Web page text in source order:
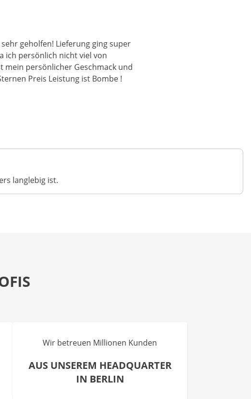
geholfen! Lieferung ging super
ich persönlich nicht viel von
mein persönlicher Geschmack und
Preis Leistung ist Bombe !
langlebig ist.
Wir betreuen Millionen Kunden
AUS UNSEREM HEADQUARTER
IN BERLIN